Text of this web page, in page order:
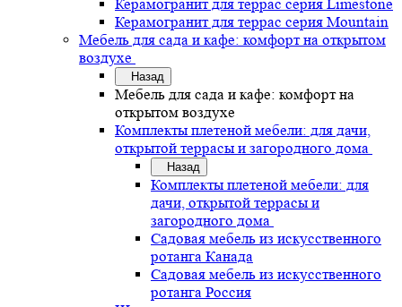
Керамогранит для террас серия Limestone
Керамогранит для террас серия Mountain
Мебель для сада и кафе: комфорт на открытом
воздухе
Назад
Мебель для сада и кафе: комфорт на
открытом воздухе
Комплекты плетеной мебели: для дачи,
открытой террасы и загородного дома
Назад
Комплекты плетеной мебели: для
дачи, открытой террасы и
загородного дома
Садовая мебель из искусственного
ротанга Канада
Садовая мебель из искусственного
ротанга Россия